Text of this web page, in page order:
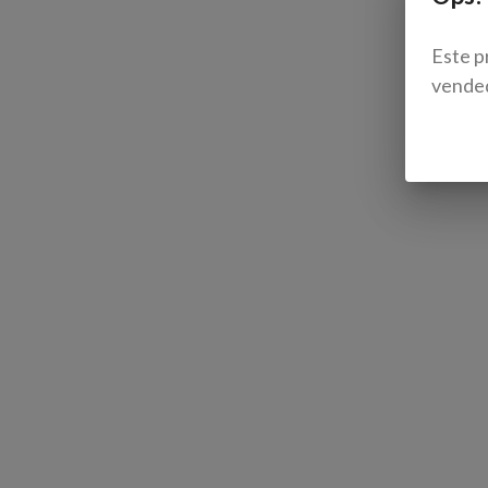
Este